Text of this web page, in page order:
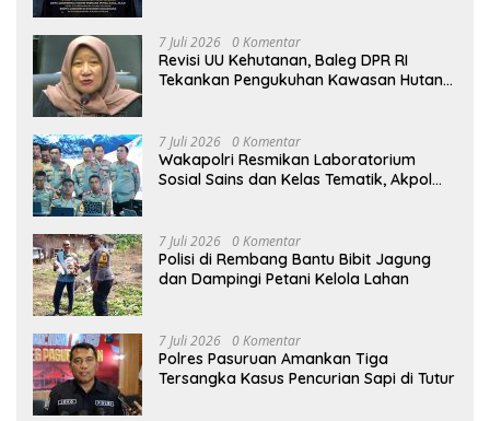
7 Juli 2026 0 Komentar
Revisi UU Kehutanan, Baleg DPR RI
Tekankan Pengukuhan Kawasan Hutan
7 Juli 2026 0 Komentar
Wakapolri Resmikan Laboratorium
Sosial Sains dan Kelas Tematik, Akpol
7 Juli 2026 0 Komentar
Polisi di Rembang Bantu Bibit Jagung
dan Dampingi Petani Kelola Lahan
7 Juli 2026 0 Komentar
Polres Pasuruan Amankan Tiga
Tersangka Kasus Pencurian Sapi di Tutur